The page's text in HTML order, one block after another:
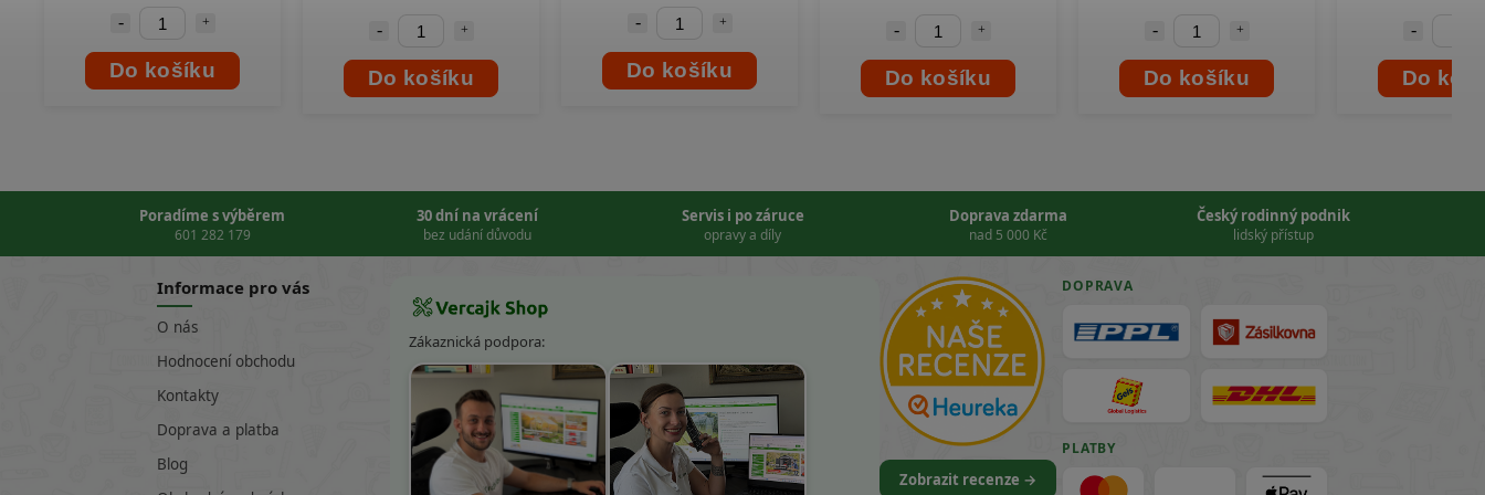
Do košíku Do košíku Do košíku Do košíku Do košíku Do
Poradíme s výběrem
601 282 179
30 dní na vrácení
bez udání důvodu
Servis i po záruce
opravy a díly
Doprava zdarma
nad 5 000 Kč
Český rodinný podnik
lidský přístup
Informace pro vás
O nás
Hodnocení obchodu
Kontakty
Doprava a platba
Blog
Zákaznická podpora:
Zobrazit recenze →
DOPRAVA
PLATBY